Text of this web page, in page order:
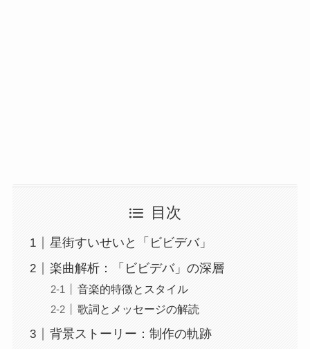
目次
星街すいせいと「ビビデバ」
楽曲解析：「ビビデバ」の深層
音楽的特徴とスタイル
歌詞とメッセージの解読
背景ストーリー：制作の軌跡